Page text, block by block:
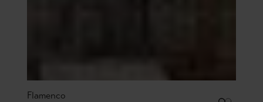
Flamenco